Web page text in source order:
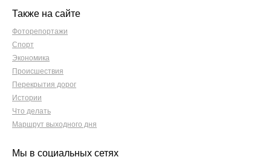
Также на сайте
Фоторепортажи
Спорт
Экономика
Происшествия
Перекрытия дорог
Истории
Что делать
Маршрут выходного дня
Мы в социальных сетях